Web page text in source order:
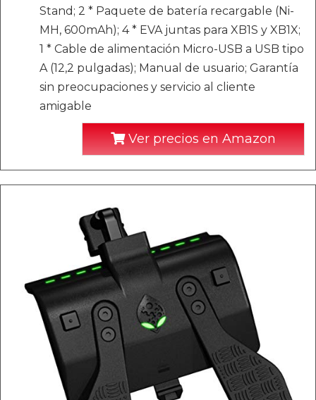
Stand; 2 * Paquete de batería recargable (Ni-
MH, 600mAh); 4 * EVA juntas para XB1S y XB1X;
1 * Cable de alimentación Micro-USB a USB tipo
A (12,2 pulgadas); Manual de usuario; Garantía
sin preocupaciones y servicio al cliente
amigable
Ver precios en Amazon